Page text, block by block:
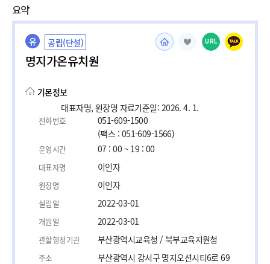
요약
유 공립(단설)
명지가온유치원
URL
기본정보
대표자명, 원장명 자료기준일: 2026. 4. 1.
전화번호
051-609-1500
(팩스 : 051-609-1566)
운영시간 07 : 00 ~ 19 : 00
대표자명 이인자
원장명 이인자
설립일 2022-03-01
개원일 2022-03-01
관할행정기관 부산광역시교육청 / 북부교육지원청
주소 부산광역시 강서구 명지오션시티6로 69